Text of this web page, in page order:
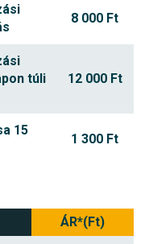
8 000 Ft
túli
12 000 Ft
15
1 300 Ft
ÁR*(Ft)